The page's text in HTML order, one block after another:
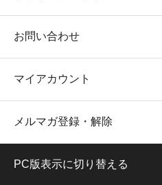
お問い合わせ
マイアカウント
メルマガ登録・解除
PC版表示に切り替える